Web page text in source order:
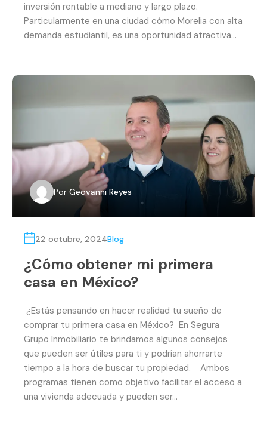
inversión rentable a mediano y largo plazo.
Particularmente en una ciudad cómo Morelia con alta
demanda estudiantil, es una oportunidad atractiva…
Por Geovanni Reyes
22 octubre, 2024Blog
¿Cómo obtener mi primera
casa en México?
¿Estás pensando en hacer realidad tu sueño de
comprar tu primera casa en México? En Segura
Grupo Inmobiliario te brindamos algunos consejos
que pueden ser útiles para ti y podrían ahorrarte
tiempo a la hora de buscar tu propiedad. Ambos
programas tienen como objetivo facilitar el acceso a
una vivienda adecuada y pueden ser…